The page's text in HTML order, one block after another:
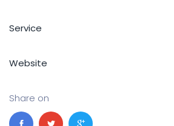
Service
Website
Share on